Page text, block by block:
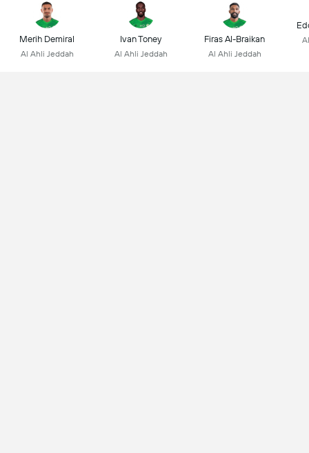
Merih Demiral
Al Ahli Jeddah
Ivan Toney
Al Ahli Jeddah
Firas Al-Braikan
Al Ahli Jeddah